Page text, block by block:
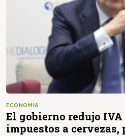
ECONOMÍA
El gobierno redujo
impuestos a